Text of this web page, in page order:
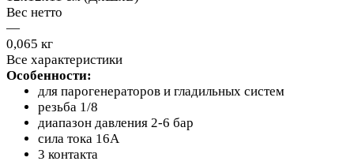
Вес нетто
—
0,065 кг
Все характеристики
Особенности:
для парогенераторов и гладильных систем
резьба 1/8
диапазон давления 2-6 бар
сила тока 16A
3 контакта